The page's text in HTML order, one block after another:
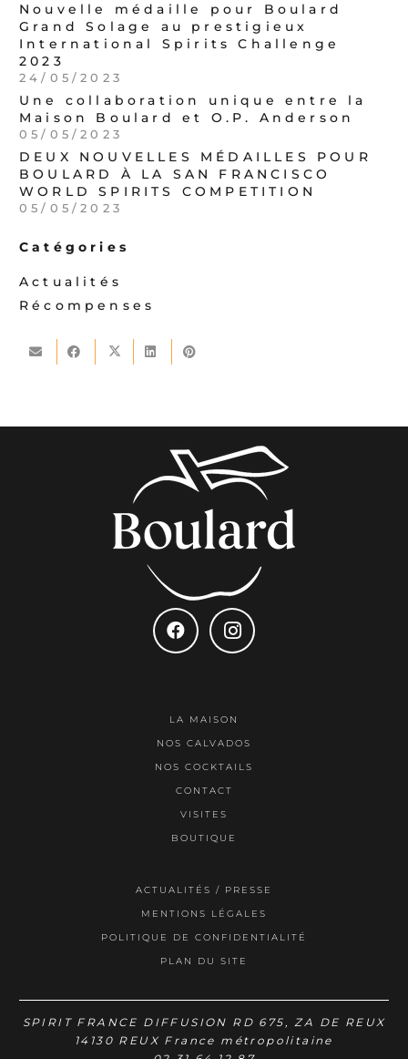
Nouvelle médaille pour Boulard
Grand Solage au prestigieux
International Spirits Challenge
2023
24/05/2023
Une collaboration unique entre la
Maison Boulard et O.P. Anderson
05/05/2023
DEUX NOUVELLES MÉDAILLES POUR
BOULARD À LA SAN FRANCISCO
WORLD SPIRITS COMPETITION
05/05/2023
Catégories
Actualités
Récompenses
LA MAISON
NOS CALVADOS
NOS COCKTAILS
CONTACT
VISITES
BOUTIQUE
ACTUALITÉS / PRESSE
MENTIONS LÉGALES
POLITIQUE DE CONFIDENTIALITÉ
PLAN DU SITE
SPIRIT FRANCE DIFFUSION RD 675, ZA DE REUX
14130 REUX France métropolitaine